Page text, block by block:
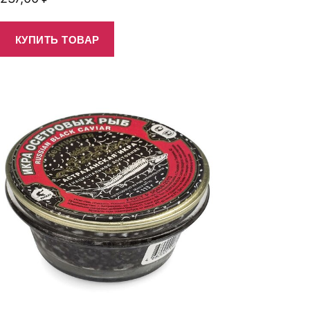
КУПИТЬ ТОВАР